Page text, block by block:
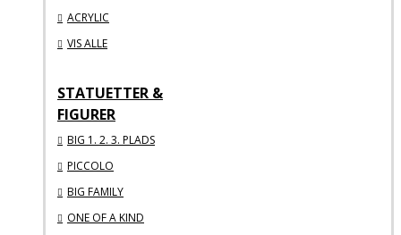
ACRYLIC
VIS ALLE
STATUETTER &
FIGURER
BIG 1. 2. 3. PLADS
PICCOLO
BIG FAMILY
ONE OF A KIND